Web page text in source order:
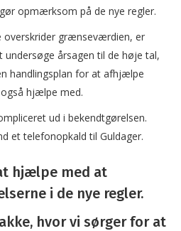
opmærksom på de nye regler.
grænseværdien, er
årsagen til de høje tal,
handlingsplan for at afhjælpe
hjælpe med.
ud i bekendtgørelsen.
et telefonopkald til Guldager.
hjælpe med at
i de nye regler.
hvor vi sørger for at